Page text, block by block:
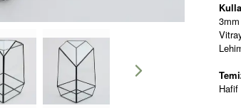
Hafif